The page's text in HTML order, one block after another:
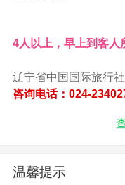
4人以上，早上到客人
辽宁省中国国际旅行
咨询电话：024-
2001室（古玩城北门
路下车就行
温馨提示